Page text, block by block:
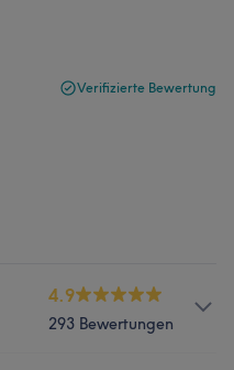
Verifizierte Bewertung
4.9
293 Bewertungen